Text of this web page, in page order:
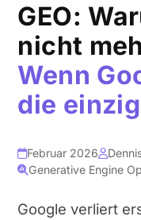
GEO:
nicht
Wenn
die
Februar 2026
Generative Engine
Google verliert